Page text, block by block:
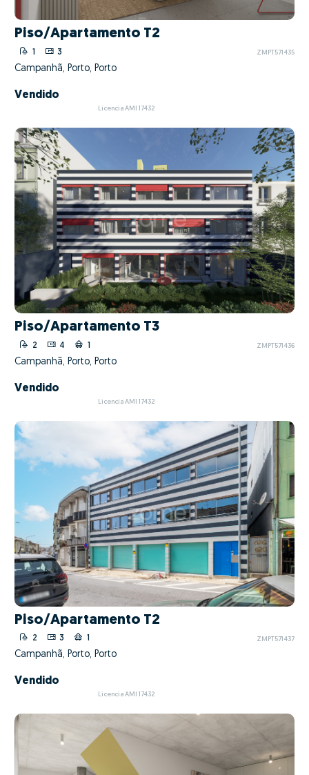
Piso/Apartamento T2
1 3 ZMPT571435
Campanhã, Porto, Porto
Vendido
Licencia AMI 17432
Piso/Apartamento T3
2 4 1 ZMPT571436
Campanhã, Porto, Porto
Vendido
Licencia AMI 17432
Piso/Apartamento T2
2 3 1 ZMPT571437
Campanhã, Porto, Porto
Vendido
Licencia AMI 17432